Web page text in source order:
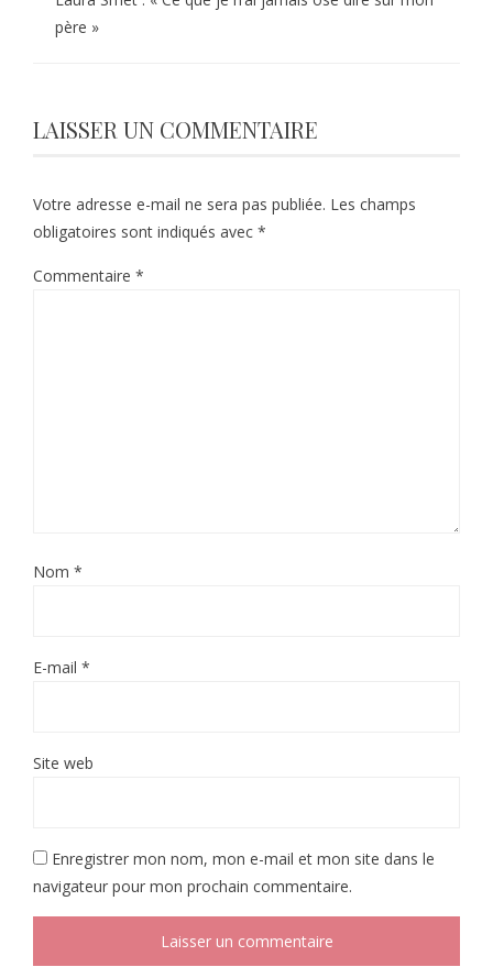
père »
LAISSER UN COMMENTAIRE
Votre adresse e-mail ne sera pas publiée. Les champs
obligatoires sont indiqués avec *
Commentaire *
Nom *
E-mail *
Site web
Enregistrer mon nom, mon e-mail et mon site dans le
navigateur pour mon prochain commentaire.